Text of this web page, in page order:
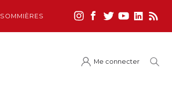
SOMMIÈRES
Me connecter